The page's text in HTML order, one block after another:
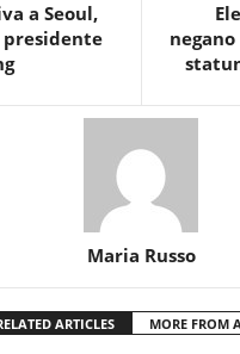
a Seoul,
Maria Russo
ARTICLES MORE FROM